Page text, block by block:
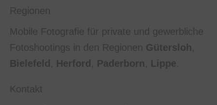
Regionen
Mobile Fotografie für private und gewerbliche
Fotoshootings in den Regionen Gütersloh,
Bielefeld , Herford , Paderborn, Lippe.
Kontakt